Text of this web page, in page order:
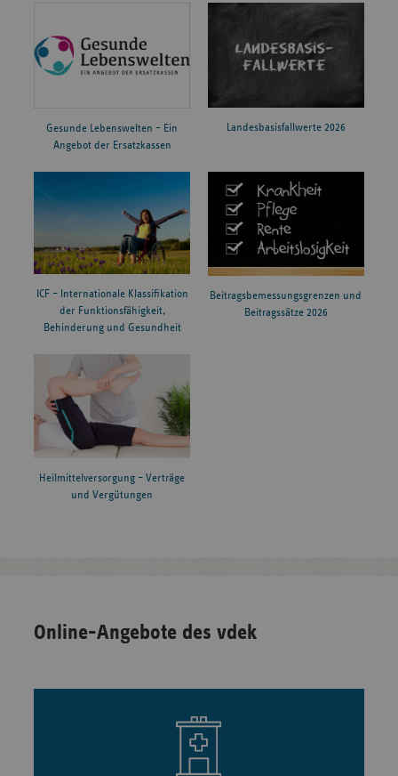
Gesunde Lebenswelten – Ein
Angebot der Ersatzkassen
Landesbasisfallwerte 2026
ICF – Internationale Klassifikation
der Funktionsfähigkeit,
Behinderung und Gesundheit
Beitragsbemessungsgrenzen und
Beitragssätze 2026
Heilmittelversorgung – Verträge
und Vergütungen
Online-Angebote des vdek